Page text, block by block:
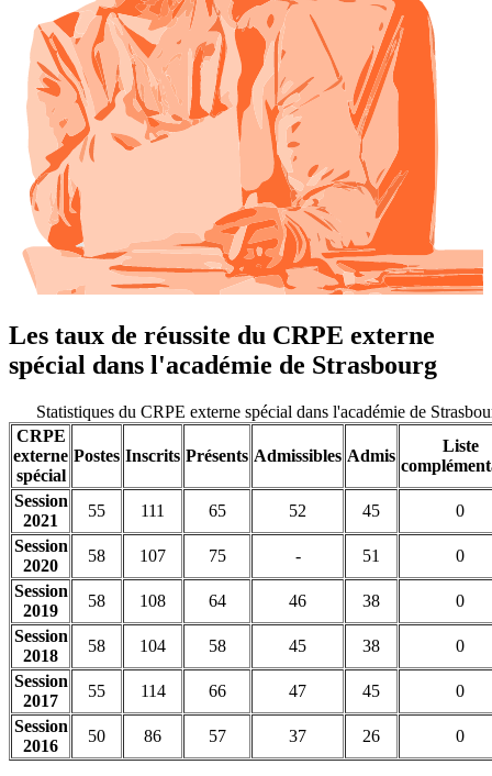
Les taux de réussite du CRPE externe
spécial dans l'académie de Strasbourg
Statistiques du CRPE externe spécial dans l'académie de
CRPE
externe
spécial
Postes Inscrits Présents Admissibles Admis
Liste
Session
2021
55 111 65 52 45
0
Session
2020
58 107 75 - 51
0
Session
2019
58 108 64 46 38
0
Session
2018
58 104 58 45 38
0
Session
2017
55 114 66 47 45
0
Session
2016
50 86 57 37 26 0